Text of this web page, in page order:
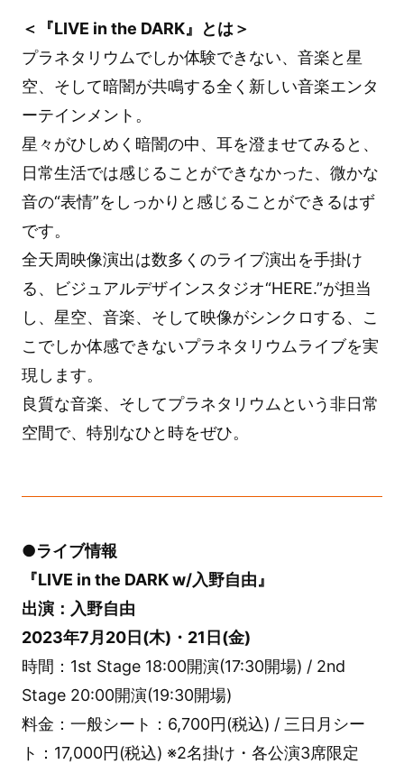
＜『LIVE in the DARK』とは＞
プラネタリウムでしか体験できない、音楽と星
空、そして暗闇が共鳴する全く新しい音楽エンタ
ーテインメント。
星々がひしめく暗闇の中、耳を澄ませてみると、
日常生活では感じることができなかった、微かな
音の“表情”をしっかりと感じることができるはず
です。
全天周映像演出は数多くのライブ演出を手掛け
る、ビジュアルデザインスタジオ“HERE.”が担当
し、星空、音楽、そして映像がシンクロする、こ
こでしか体感できないプラネタリウムライブを実
現します。
良質な音楽、そしてプラネタリウムという非日常
空間で、特別なひと時をぜひ。
●ライブ情報
『LIVE in the DARK w/入野自由』
出演：入野自由
2023年7月20日(木)・21日(金)
時間：1st Stage 18:00開演(17:30開場) / 2nd
Stage 20:00開演(19:30開場)
料金：一般シート：6,700円(税込) / 三日月シー
ト：17,000円(税込) ※2名掛け・各公演3席限定